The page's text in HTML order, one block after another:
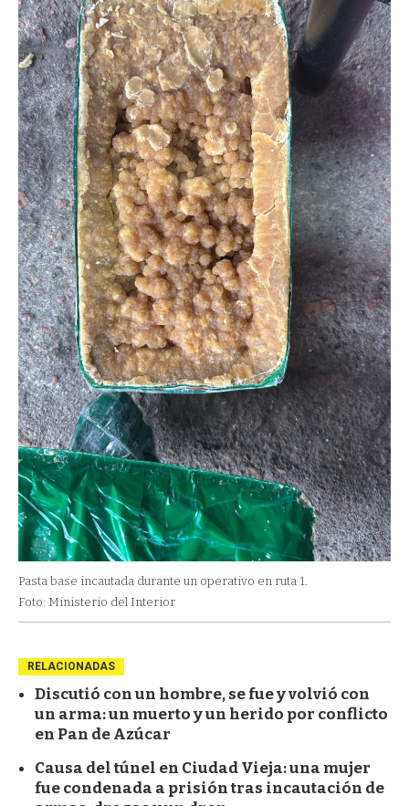
Pasta base incautada durante un operativo en ruta 1.
Foto: Ministerio del Interior
RELACIONADAS
Discutió con un hombre, se fue y volvió con
un arma: un muerto y un herido por conflicto
en Pan de Azúcar
Causa del túnel en Ciudad Vieja: una mujer
fue condenada a prisión tras incautación de